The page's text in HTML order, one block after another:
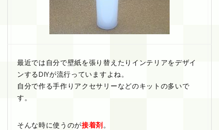
最近では自分で壁紙を張り替えたりインテリアをデザイ
ンするDIYが流行っていますよね。
自分で作る手作りアクセサリーなどのキットの多いで
す。
そんな時に使うのが接着剤。